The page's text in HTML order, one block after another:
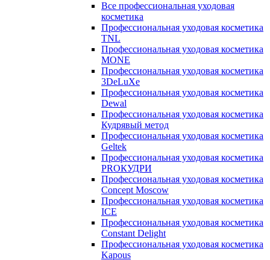
Все профессиональная уходовая
косметика
Профессиональная уходовая косметика
TNL
Профессиональная уходовая косметика
MONE
Профессиональная уходовая косметика
3DeLuXe
Профессиональная уходовая косметика
Dewal
Профессиональная уходовая косметика
Кудрявый метод
Профессиональная уходовая косметика
Geltek
Профессиональная уходовая косметика
PROКУДРИ
Профессиональная уходовая косметика
Concept Moscow
Профессиональная уходовая косметика
ICE
Профессиональная уходовая косметика
Constant Delight
Профессиональная уходовая косметика
Kapous